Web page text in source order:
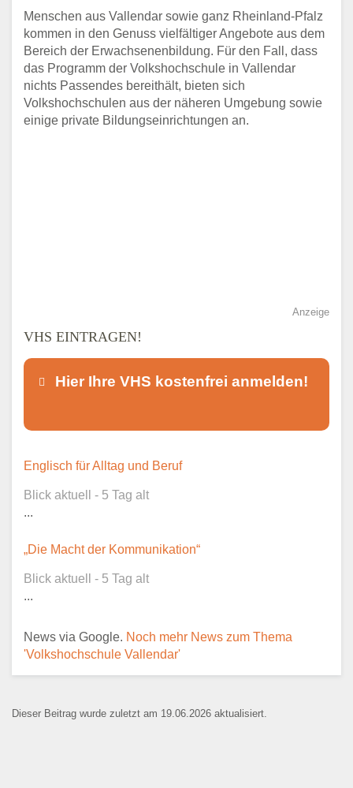
Menschen aus Vallendar sowie ganz Rheinland-Pfalz
kommen in den Genuss vielfältiger Angebote aus dem
Bereich der Erwachsenenbildung. Für den Fall, dass
das Programm der Volkshochschule in Vallendar
nichts Passendes bereithält, bieten sich
Volkshochschulen aus der näheren Umgebung sowie
einige private Bildungseinrichtungen an.
Anzeige
VHS EINTRAGEN!
Hier Ihre VHS kostenfrei anmelden!
Dieser Teil dient lediglich zur
öffentlich sichtbar.
Ansprechpartner
E-Mail*
Englisch für Alltag und Beruf
Blick aktuell - 5 Tag alt
...
„Die Macht der Kommunikation“
Blick aktuell - 5 Tag alt
...
News via Google. Noch mehr News zum Thema
'Volkshochschule Vallendar'
Dieser Beitrag wurde zuletzt am 19.06.2026 aktualisiert.